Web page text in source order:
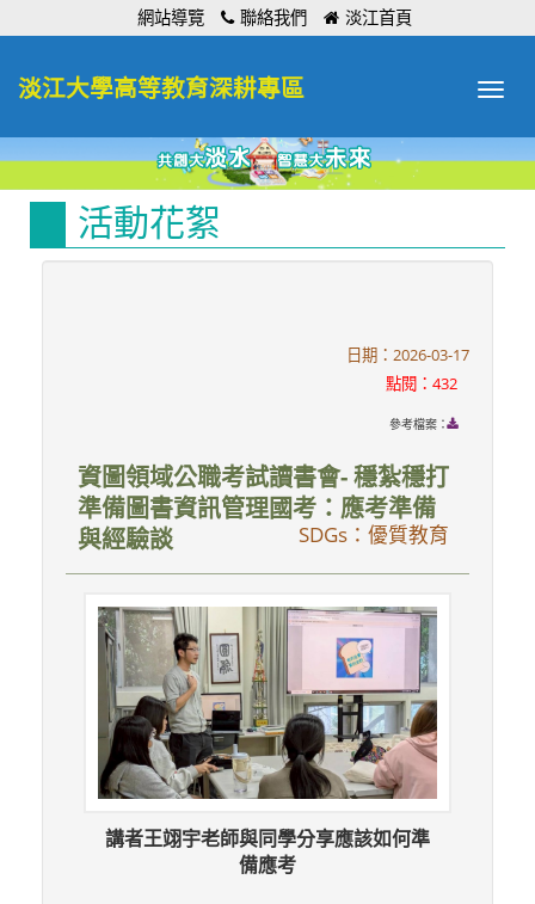
網站導覽 聯絡我們 淡江首頁
Toggle
淡江大學高等教育深耕專區
活動花絮
日期：2026-03-17
點閱：432
參考檔案：
資圖領域公職考試讀書會- 穩紮穩打
準備圖書資訊管理國考：應考準備
與經驗談
SDGs：優質教育
講者王翊宇老師與同學分享應該如何準
備應考